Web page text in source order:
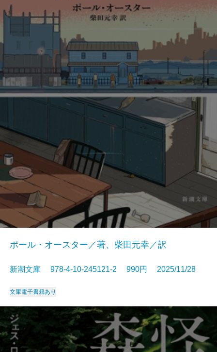
ポール・オースター／著、柴田元幸／訳
新潮文庫 978-4-10-245121-2 990円 2025/11/28
文庫電子書籍あり